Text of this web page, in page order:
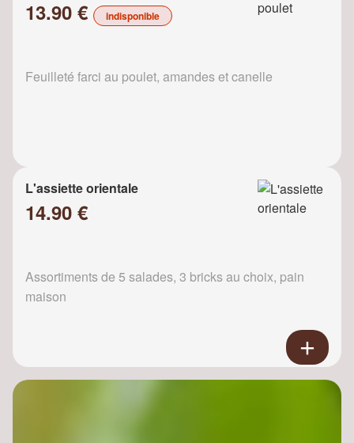
13.90 € indisponible
Feuilleté farci au poulet, amandes et canelle
L'assiette orientale
14.90 €
Assortiments de 5 salades, 3 bricks au choix, pain
maison